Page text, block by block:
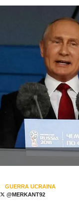
GUERRA UCRAINA
@MERKANT92